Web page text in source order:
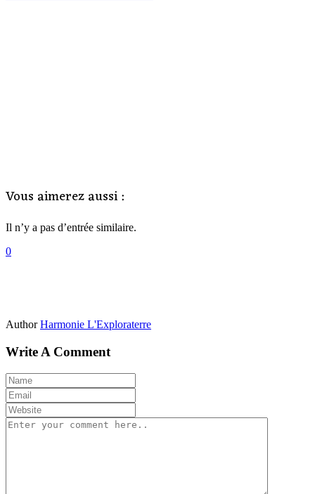
Vous aimerez aussi :
Il n’y a pas d’entrée similaire.
0
Author Harmonie L'Exploraterre
Write A Comment